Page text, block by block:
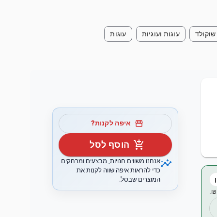
עוגות ועוגיות עוגות
storefront איפה לקנות?
add_shopping_cart הוסף לסל
insightsאנחנו משווים חנויות, מבצעים ומרחקים
כדי להראות איפה שווה לקנות את
המוצרים שבסל.